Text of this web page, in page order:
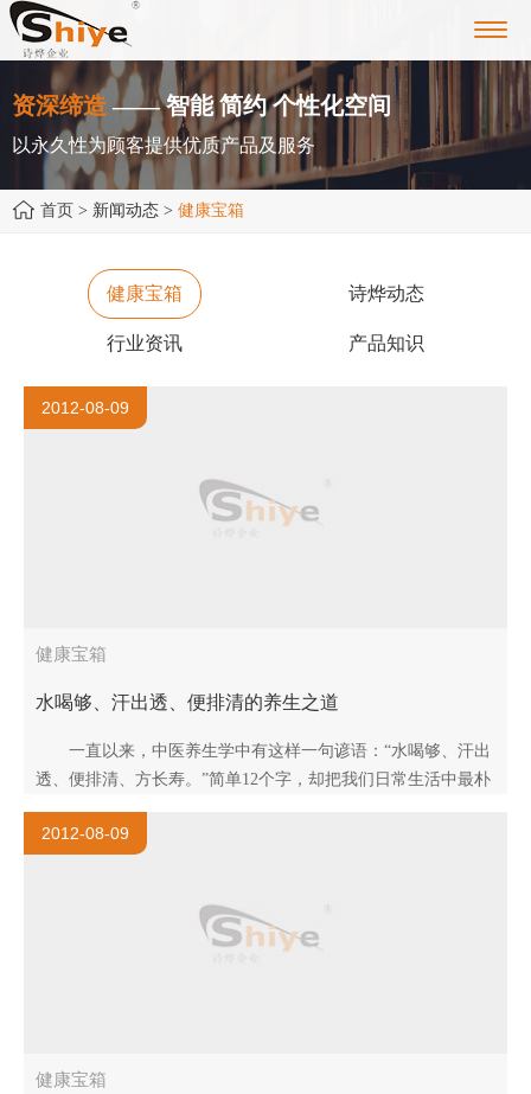
资深缔造 —— 智能 简约 个性化空间
以永久性为顾客提供优质产品及服务
首页 > 新闻动态 > 健康宝箱
健康宝箱 诗烨动态
行业资讯 产品知识
2012-08-09
健康宝箱
水喝够、汗出透、便排清的养生之道
一直以来，中医养生学中有这样一句谚语：“水喝够、汗出
透、便排清、方长寿。”简单12个字，却把我们日常生活中最朴
实、科学的养生方法进行了概括。 水喝够：汗液里98％..
2012-08-09
健康宝箱